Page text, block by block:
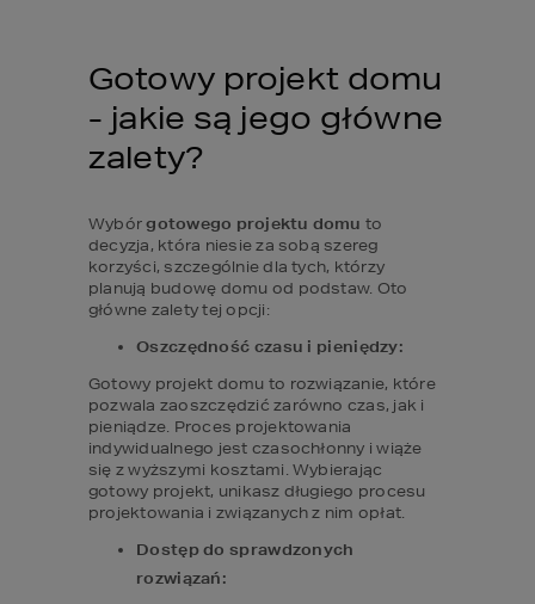
Gotowy projekt domu
- jakie są jego główne
zalety?
Wybór gotowego projektu domu to
decyzja, która niesie za sobą szereg
korzyści, szczególnie dla tych, którzy
planują budowę domu od podstaw. Oto
główne zalety tej opcji:
Oszczędność czasu i pieniędzy:
Gotowy projekt domu to rozwiązanie, które
pozwala zaoszczędzić zarówno czas, jak i
pieniądze. Proces projektowania
indywidualnego jest czasochłonny i wiąże
się z wyższymi kosztami. Wybierając
gotowy projekt, unikasz długiego procesu
projektowania i związanych z nim opłat.
Dostęp do sprawdzonych
rozwiązań: